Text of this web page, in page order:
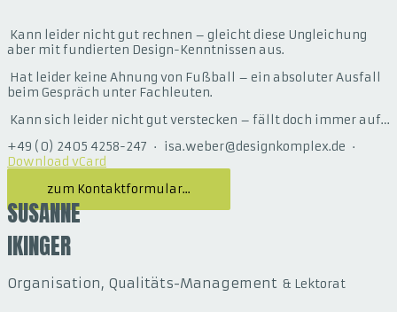
Kann leider nicht gut rechnen – gleicht diese Ungleichung
aber mit fundierten Design-Kenntnissen aus.
Hat leider keine Ahnung von Fußball – ein absoluter Ausfall
beim Gespräch unter Fachleuten.
Kann sich leider nicht gut verstecken – fällt doch immer auf…
+49 (0) 2405 4258-247 · isa.weber@designkomplex.de ·
Download vCard
zum Kontaktformular...
SUSANNE
IKINGER
Organisation, Qualitäts-Management & Lektorat